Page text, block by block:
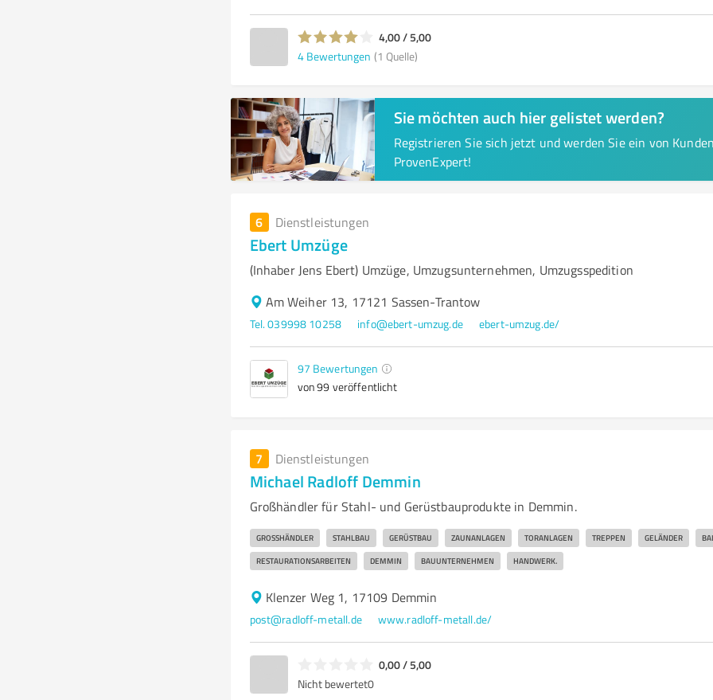
4,00 / 5,00
4 Bewertungen (1 Quelle)
Sie möchten auch hier gelistet werden?
Registrieren Sie sich jetzt und werden Sie ein von
ProvenExpert!
6 Dienstleistungen
Ebert Umzüge
(Inhaber Jens Ebert) Umzüge, Umzugsunternehmen, Umzugsspedition
Am Weiher 13, 17121 Sassen-Trantow
Tel. 039998 10258 info@ebert-umzug.de ebert-umzug.de/
97 Bewertungen
von 99 veröffentlicht
7 Dienstleistungen
Michael Radloff Demmin
Großhändler für Stahl- und Gerüstbauprodukte in Demmin.
GROSSHÄNDLER STAHLBAU GERÜSTBAU ZAUNANLAGEN TORANLAGEN TREPPEN GELÄNDER
RESTAURATIONSARBEITEN DEMMIN BAUUNTERNEHMEN HANDWERK.
Klenzer Weg 1, 17109 Demmin
post@radloff-metall.de www.radloff-metall.de/
0,00 / 5,00
Nicht bewertet0